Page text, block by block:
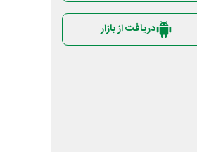
دریافت از بازار